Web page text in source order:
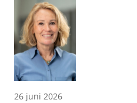
26 juni 2026